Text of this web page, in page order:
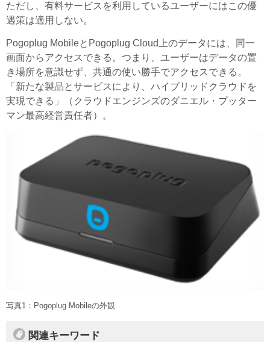
ただし、有料サービスを利用しているユーザーにはこの優
遇策は適用しない。
Pogoplug MobileとPogoplug Cloud上のデータには、同一
画面からアクセスできる。つまり、ユーザーはデータの置
き場所を意識せず、共通の使い勝手でアクセスできる。
「新たな製品とサービスにより、ハイブリッドクラウドを
実現できる」（クラウドエンジンズのダニエル・プッター
マン最高経営責任者）。
写真1：Pogoplug Mobileの外観
関連キーワード